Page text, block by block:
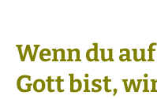
Wenn du
Gott bist,